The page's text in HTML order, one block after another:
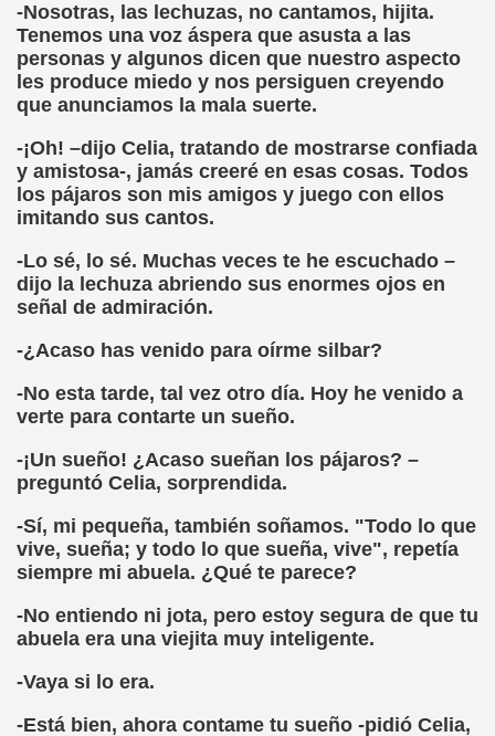
-Nosotras, las lechuzas, no cantamos, hijita.
Tenemos una voz áspera que asusta a las
personas y algunos dicen que nuestro aspecto
les produce miedo y nos persiguen creyendo
que anunciamos la mala suerte.
-¡Oh! –dijo Celia, tratando de mostrarse confiada
y amistosa-, jamás creeré en esas cosas. Todos
los pájaros son mis amigos y juego con ellos
imitando sus cantos.
-Lo sé, lo sé. Muchas veces te he escuchado –
dijo la lechuza abriendo sus enormes ojos en
señal de admiración.
-¿Acaso has venido para oírme silbar?
-No esta tarde, tal vez otro día. Hoy he venido a
verte para contarte un sueño.
-¡Un sueño! ¿Acaso sueñan los pájaros? –
preguntó Celia, sorprendida.
-Sí, mi pequeña, también soñamos. "Todo lo que
vive, sueña; y todo lo que sueña, vive", repetía
siempre mi abuela. ¿Qué te parece?
-No entiendo ni jota, pero estoy segura de que tu
abuela era una viejita muy inteligente.
-Vaya si lo era.
-Está bien, ahora contame tu sueño -pidió Celia,
no latino (Pedro Zurita)
Zurita, Ex Secretario Unión Mundial de Ciegos (Pedro
Ex Secretari Unió Mundial de Cecs, català (Pedro
del Monumento a Luis Braille, 1980 (editora
Baquero, Conferencia (David López)
de Obstáculos (Juurmaa, J.)
de Escritura Táctil para Lectores con Ceguera o
de Hombres Ilustres de París (César Puente)
150è Aniversari mort de Louis Braille (CPB de l'ONCE a
Vicente (F. Javier Bernal)
Paz)
Figueroa)
(Puri Águila)
las Oposiciones (Elena Rodrigo)
(Luis Eduardo Martínez)